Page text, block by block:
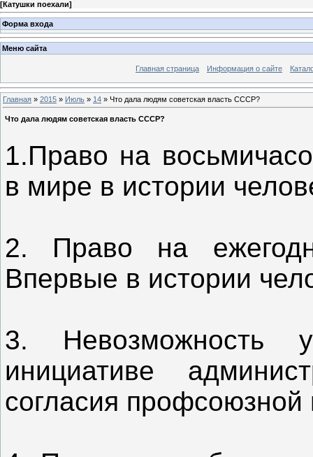
[Катушки поехали]
Форма входа
Меню сайта
Главная страница Информация о сайте
Главная » 2015 » Июль » 14 » Что дала людям советская власть СССР?
Что дала людям советская власть СССР?
1.Право на
в мире в истории
2. Право на
Впервые в истории
3. Невозможность
инициативе
согласия профсоюзной